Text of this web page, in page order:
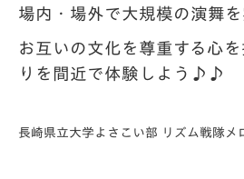
場内・場外で大規模の演舞を
お互いの文化を尊重する心
りを間近で体験しよう♪♪
長崎県立大学 よさこい部 リズム戦隊メ